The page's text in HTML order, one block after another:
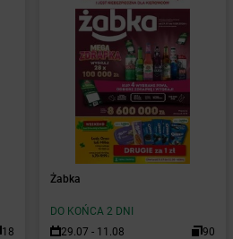
18
Żabka
DO KOŃCA 2 DNI
29.07 - 11.08
90